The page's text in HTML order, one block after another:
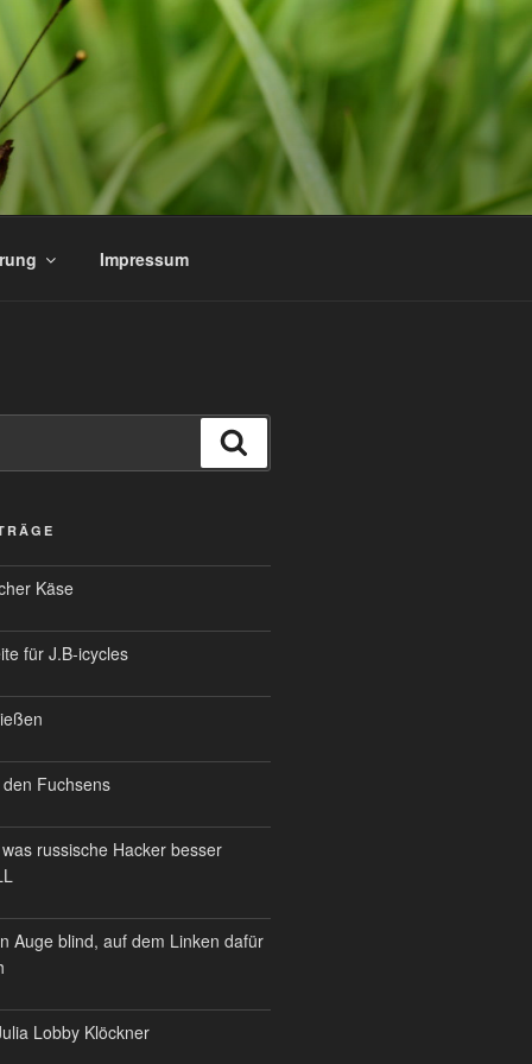
Impressum
Käse
für J.B-icycles
Fuchsens
russische Hacker besser
Auge blind, auf dem Linken dafür
Lobby Klöckner